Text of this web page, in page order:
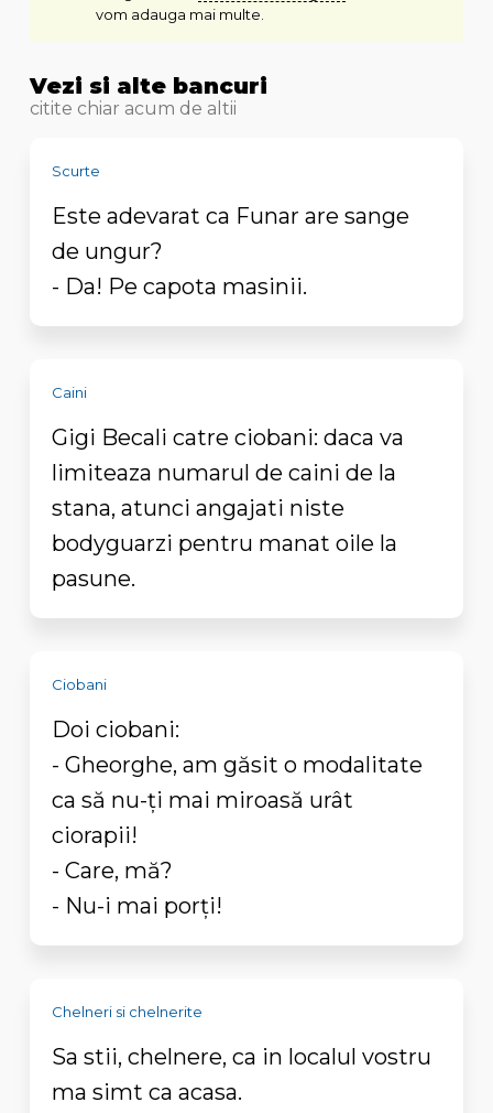
vom adauga mai multe.
Vezi si alte bancuri
citite chiar acum de altii
Scurte
Este adevarat ca Funar are sange
de ungur?
- Da! Pe capota masinii.
Caini
Gigi Becali catre ciobani: daca va
limiteaza numarul de caini de la
stana, atunci angajati niste
bodyguarzi pentru manat oile la
pasune.
Ciobani
Doi ciobani:
- Gheorghe, am găsit o modalitate
ca să nu-ţi mai miroasă urât
ciorapii!
- Care, mă?
- Nu-i mai porţi!
Chelneri si chelnerite
Sa stii, chelnere, ca in localul vostru
ma simt ca acasa.